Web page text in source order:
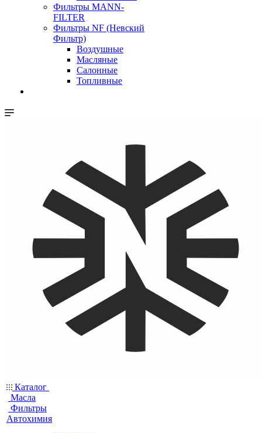
Фильтры MANN-
FILTER
Фильтры NF (Невский
Фильтр)
Воздушные
Масляные
Салонные
Топливные
Каталог
Масла
Фильтры
Автохимия